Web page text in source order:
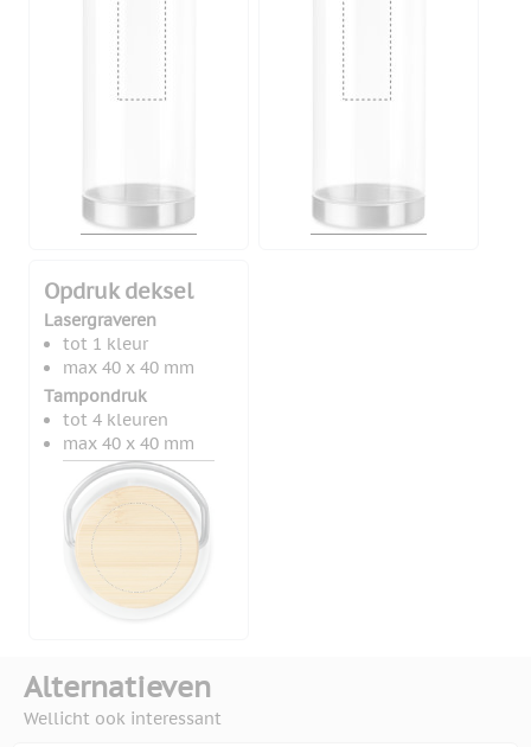
Opdruk deksel
Lasergraveren
tot 1 kleur
max 40 x 40 mm
Tampondruk
tot 4 kleuren
max 40 x 40 mm
Alternatieven
Wellicht ook interessant